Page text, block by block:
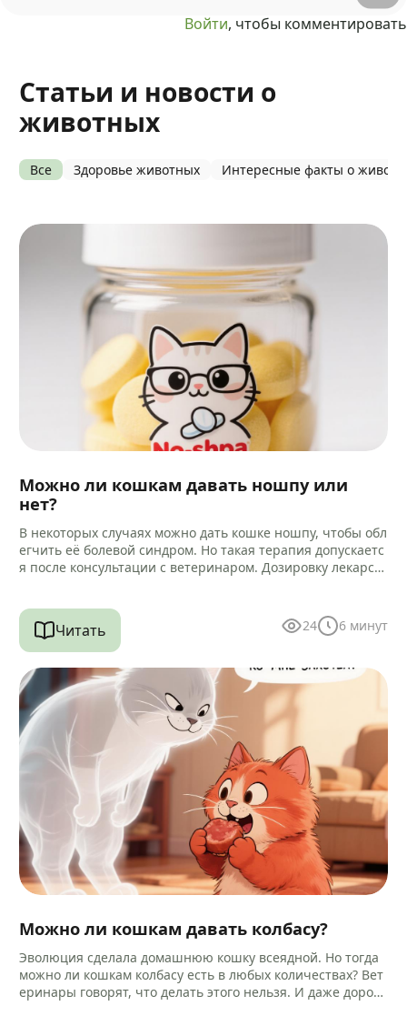
Войти, чтобы комментировать
Статьи и новости о
животных
Все Здоровье животных Интересные факты о
Можно ли кошкам давать ношпу или
нет?
В некоторых случаях можно дать кошке ношпу, чтобы обл
егчить её болевой синдром. Но такая терапия допускаетс
я после консультации с ветеринаром. Дозировку лекарст
Читать 24 6 минут
Можно ли кошкам давать колбасу?
Эволюция сделала домашнюю кошку всеядной. Но тогда
можно ли кошкам колбасу есть в любых количествах? Вет
еринары говорят, что делать этого нельзя. И даже дороги